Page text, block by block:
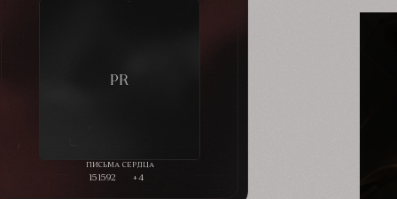
151592 +4